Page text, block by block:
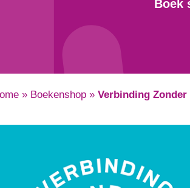
Boek
» Boekenshop » Verbinding Zonder